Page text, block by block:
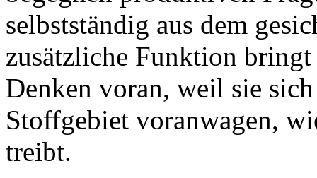
selbstständig aus dem
zusätzliche Funktion
Denken voran, weil sie
Stoffgebiet voranwagen,
treibt.